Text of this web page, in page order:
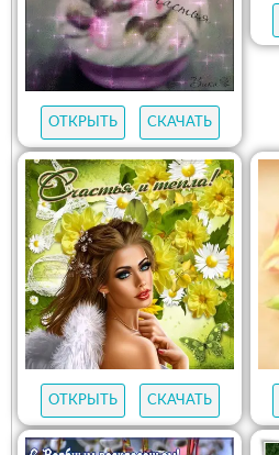
ОТКРЫТЬ СКАЧАТЬ
ОТКРЫТЬ СКАЧАТЬ